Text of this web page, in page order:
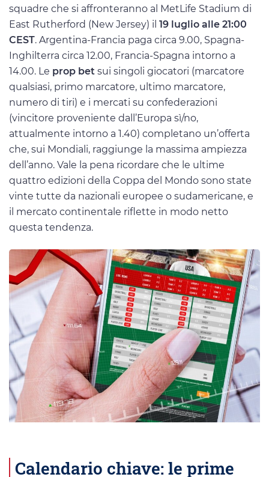
squadre che si affronteranno al MetLife Stadium di
East Rutherford (New Jersey) il 19 luglio alle 21:00
CEST. Argentina-Francia paga circa 9.00, Spagna-
Inghilterra circa 12.00, Francia-Spagna intorno a
14.00. Le prop bet sui singoli giocatori (marcatore
qualsiasi, primo marcatore, ultimo marcatore,
numero di tiri) e i mercati su confederazioni
(vincitore proveniente dall’Europa sì/no,
attualmente intorno a 1.40) completano un’offerta
che, sui Mondiali, raggiunge la massima ampiezza
dell’anno. Vale la pena ricordare che le ultime
quattro edizioni della Coppa del Mondo sono state
vinte tutte da nazionali europee o sudamericane, e
il mercato continentale riflette in modo netto
questa tendenza.
Calendario chiave: le prime